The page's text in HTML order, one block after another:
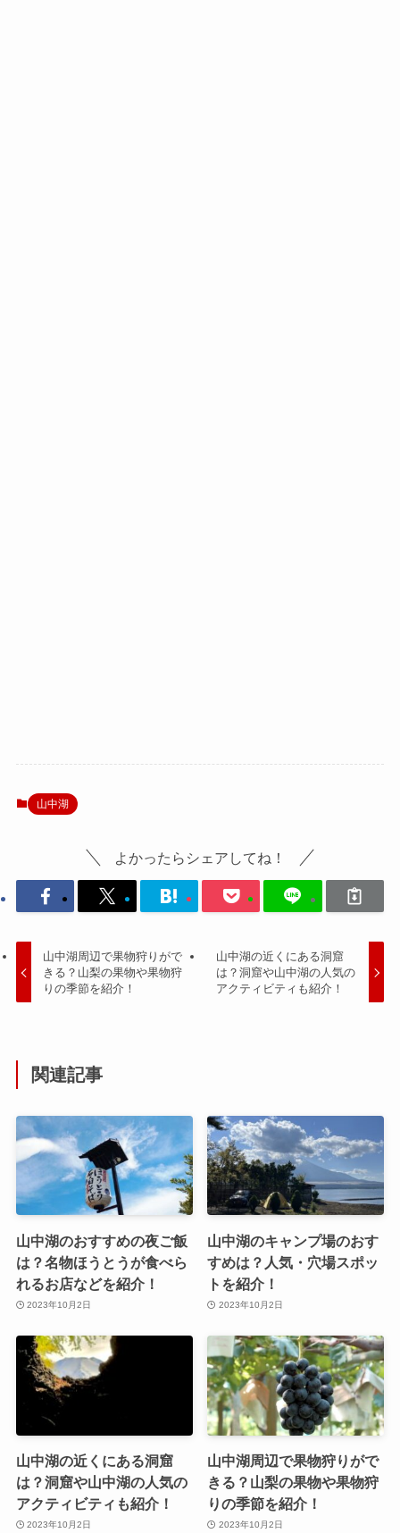
山中湖
よかったらシェアしてね！
山中湖周辺で果物狩りがで
きる？山梨の果物や果物狩
りの季節を紹介！
山中湖の近くにある洞窟
は？洞窟や山中湖の人気の
アクティビティも紹介！
関連記事
山中湖のおすすめの夜ご飯
は？名物ほうとうが食べら
れるお店などを紹介！
2023年10月2日
山中湖のキャンプ場のおす
すめは？人気・穴場スポッ
トを紹介！
2023年10月2日
山中湖の近くにある洞窟
は？洞窟や山中湖の人気の
アクティビティも紹介！
2023年10月2日
山中湖周辺で果物狩りがで
きる？山梨の果物や果物狩
りの季節を紹介！
2023年10月2日